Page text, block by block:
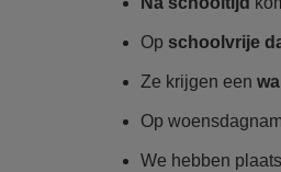
Op schoolvrije
Ze krijgen een
Op
We hebben